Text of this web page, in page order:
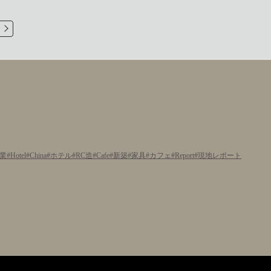
Hotel China ホテル RC造 Cafe 新築 家具 カフェ Report 現地レポート